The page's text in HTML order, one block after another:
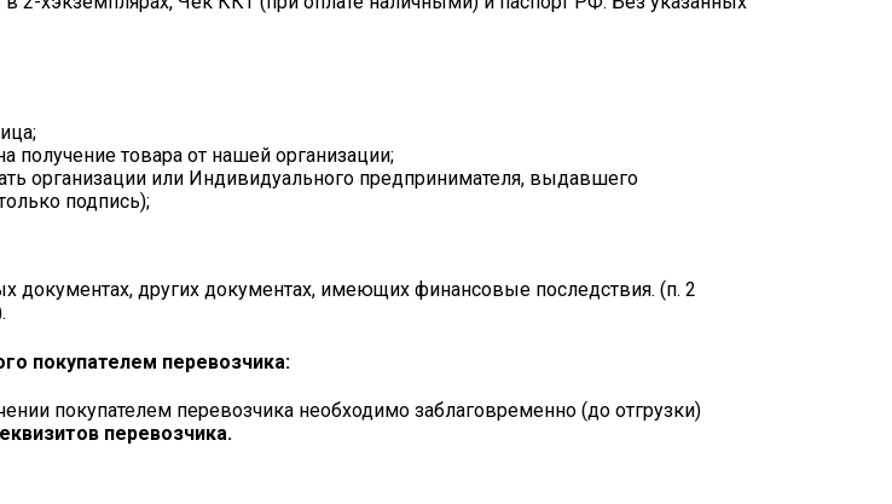
получение товара от нашей организации;
организации или Индивидуального предпринимателя, выдавшего
подпись);
документах, других документах, имеющих финансовые последствия. (п. 2
покупателем перевозчика:
покупателем перевозчика необходимо заблаговременно (до отгрузки)
перевозчика.